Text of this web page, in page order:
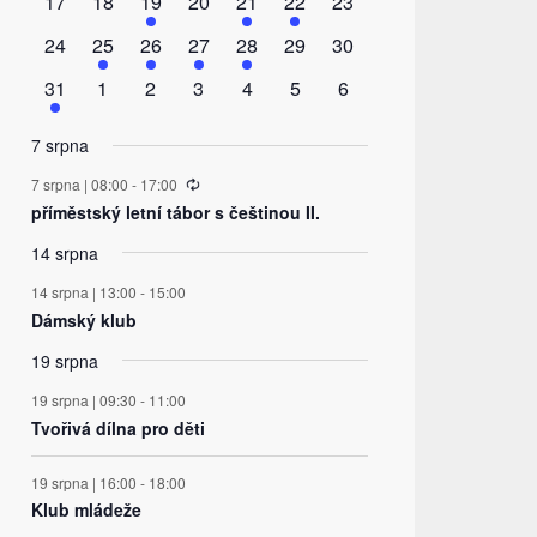
akce
akce
akce
0
24
1
akce
25
1
akce
26
1
akce
27
1
akce
28
0
29
0
30
1
akce
31
0
1
0
2
0
3
0
4
0
5
0
6
7 srpna
7 srpna | 08:00 - 17:00
příměstský letní tábor s češtinou II.
14 srpna
14 srpna | 13:00 - 15:00
Dámský klub
19 srpna
19 srpna | 09:30 - 11:00
Tvořivá dílna pro děti
19 srpna | 16:00 - 18:00
Klub mládeže